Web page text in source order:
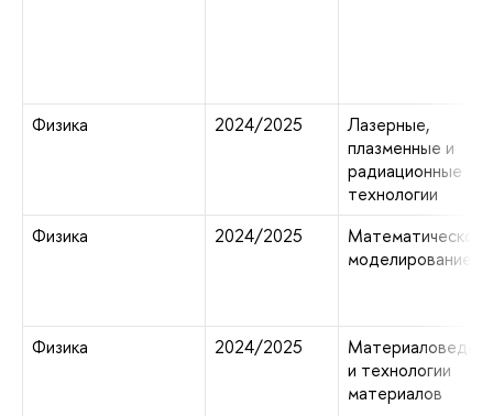
Физика 2024/2025
Лазерные,
плазменные и
радиационные
технологии
Физика
2024/2025
Математическое
моделирование
Физика 2024/2025
и технологии
материалов